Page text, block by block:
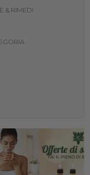
& RIMEDI